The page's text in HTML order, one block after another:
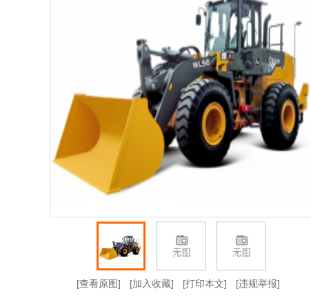
[查看原图] [加入收藏] [打印本文] [违规举报]